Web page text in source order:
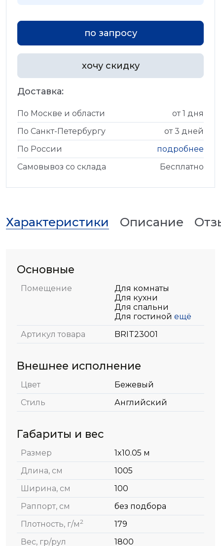
по запросу
хочу скидку
Доставка:
По Москве и области
от 1 дня
По Санкт-Петербургу
от 3 дней
По России
подробнее
Самовывоз со склада
Бесплатно
Характеристики Описание
Основные
Помещение
Для комнаты
Для кухни
Для спальни
Для гостиной ещё
Артикул товара
BRIT23001
Внешнее исполнение
Цвет
Бежевый
Стиль
Английский
Габариты и вес
Размер
1x10.05 м
Длина, см
1005
Ширина, см
100
Раппорт, см
без подбора
Плотность, г/м2
179
Вес, гр/рул
1800